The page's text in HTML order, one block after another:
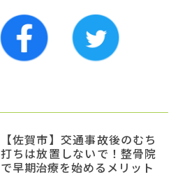
【佐賀市】交通事故後のむち
打ちは放置しないで！整骨院
で早期治療を始めるメリット